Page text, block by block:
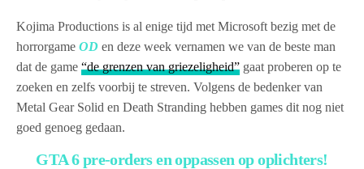
Kojima Productions is al enige tijd met Microsoft bezig met de
horrorgameOD en deze week vernamen we van de beste man
dat de game“de grenzen van griezeligheid” gaat proberen op te
zoeken en zelfs voorbij te streven. Volgens de bedenker van
Metal Gear Solid en Death Stranding hebben games dit nog niet
goed genoeg gedaan.
GTA 6 pre-orders en oppassen op oplichters!